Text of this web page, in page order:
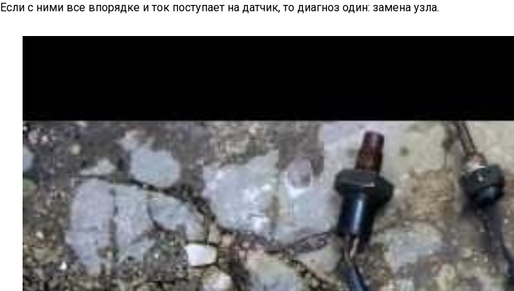
Если с ними все впорядке и ток поступает на датчик, то диагноз один: замена узла.